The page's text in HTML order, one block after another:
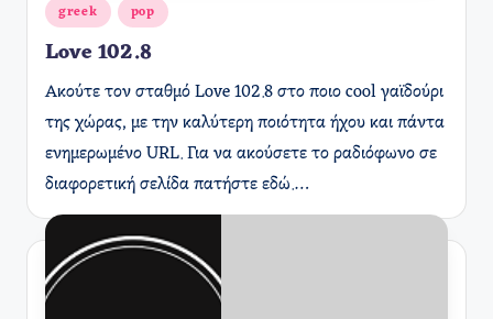
Αναρτήθηκε
greek pop
Love 102.8
Ακούτε τον σταθμό Love 102.8 στο ποιο cool γαϊδούρι
της χώρας, με την καλύτερη ποιότητα ήχου και πάντα
ενημερωμένο URL. Για να ακούσετε το ραδιόφωνο σε
διαφορετική σελίδα πατήστε εδώ.…